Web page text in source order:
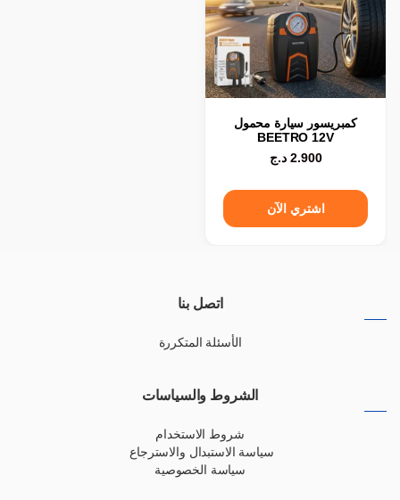
كمبريسور سيارة محمول
BEETRO 12V
2.900 د.ج
اشتري الآن
اتصل بنا
الأسئلة المتكررة
الشروط والسياسات
شروط الاستخدام
سياسة الاستبدال والاسترجاع
سياسة الخصوصية